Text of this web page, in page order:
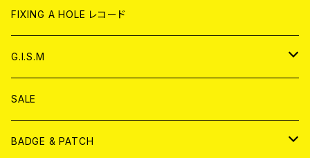
ANALOG
CD
ANALOG
CD
ANALOG
WORLD
CD
ANALOG
CD
アナログ
DVD
T-shirt & WEAR
FIXING A HOLE レコード
G.I.S.M
CD
ANALOG
SALE
BADGE & PATCH